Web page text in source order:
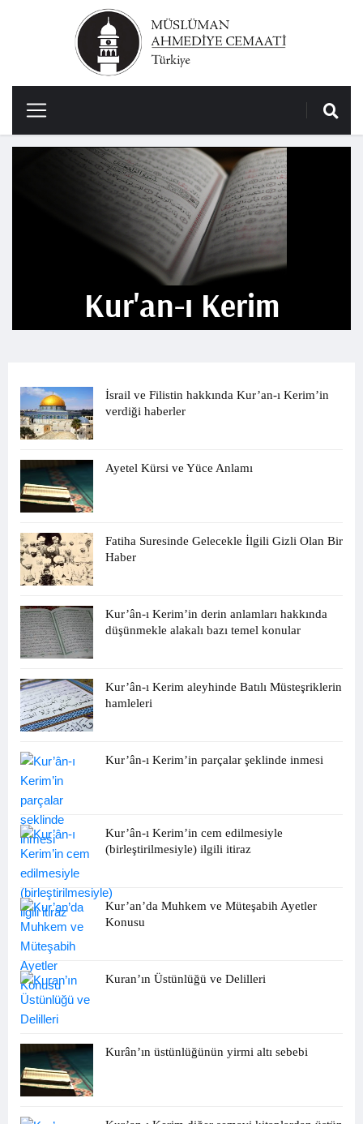
Kur'an-ı Kerim​
İsrail ve Filistin hakkında Kur’an-ı Kerim’in
verdiği haberler
Ayetel Kürsi ve Yüce Anlamı
Fatiha Suresinde Gelecekle İlgili Gizli Olan Bir
Haber
Kur’ân-ı Kerim’in derin anlamları hakkında
düşünmekle alakalı bazı temel konular
Kur’ân-ı Kerim aleyhinde Batılı Müsteşriklerin
hamleleri
Kur’ân-ı Kerim’in parçalar şeklinde inmesi
Kur’ân-ı Kerim’in cem edilmesiyle
(birleştirilmesiyle) ilgili itiraz
Kur’an’da Muhkem ve Müteşabih Ayetler
Konusu
Kuran’ın Üstünlüğü ve Delilleri
Kurân’ın üstünlüğünün yirmi altı sebebi